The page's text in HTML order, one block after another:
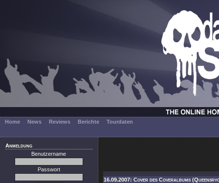
Home News Reviews Berichte Tourdaten
Anmeldung
Benutzername
Passwort
16.09.2007: Cover des Coveralbums